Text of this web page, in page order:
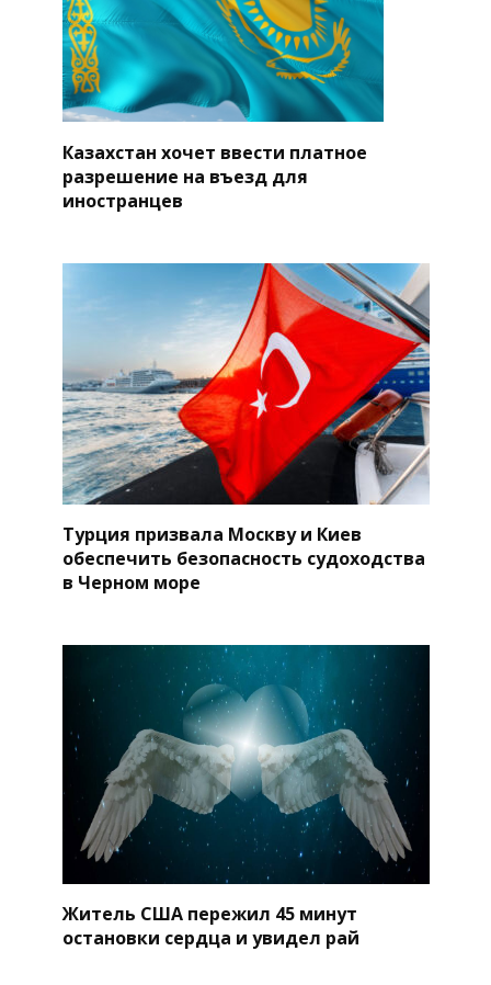
Казахстан хочет ввести платное
разрешение на въезд для
иностранцев
Турция призвала Москву и Киев
обеспечить безопасность судоходства
в Черном море
Житель США пережил 45 минут
остановки сердца и увидел рай